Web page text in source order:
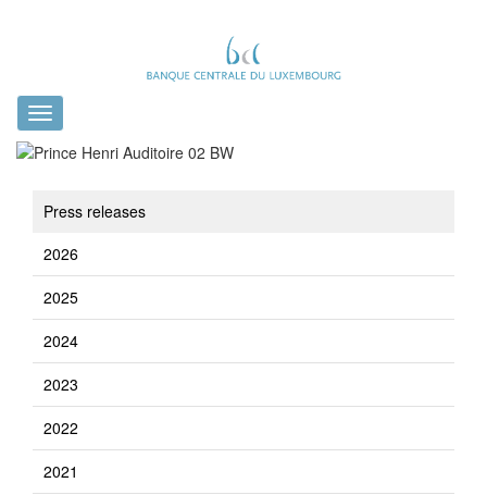
Toggle
navigation
Press releases
2026
2025
2024
2023
2022
2021